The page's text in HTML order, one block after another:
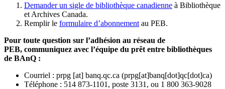
Demander un sigle de bibliothèque canadienne à Bibliothèque
et Archives Canada.
Remplir le formulaire d’abonnement au PEB.
Pour toute question sur l’adhésion au réseau de
PEB, communiquez avec l’équipe du prêt entre bibliothèques
de BAnQ :
Courriel : prpg [at] banq.qc.ca (prpg[at]banq[dot]qc[dot]ca)
Téléphone : 514 873-1101, poste 3131, ou 1 800 363-9028